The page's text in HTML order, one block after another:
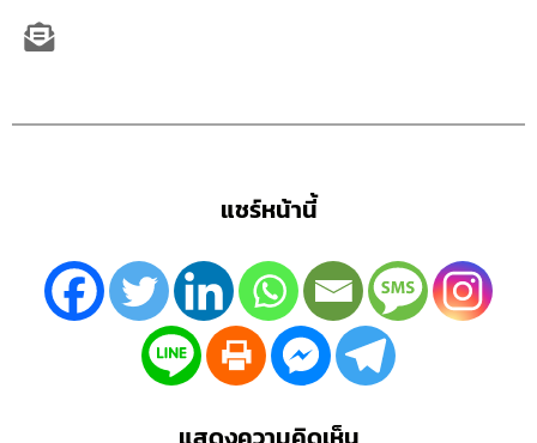
แชร์หน้านี้